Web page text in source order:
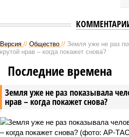
Версия // Общество // Земля уже не раз
крутой нрав – когда покажет снова?
Земля уже не раз показывала
нрав – когда покажет снова?
Последние времена